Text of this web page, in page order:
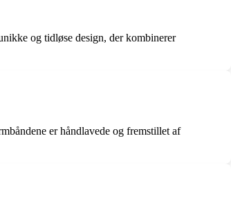
og tidløse design, der kombinerer
er håndlavede og fremstillet af